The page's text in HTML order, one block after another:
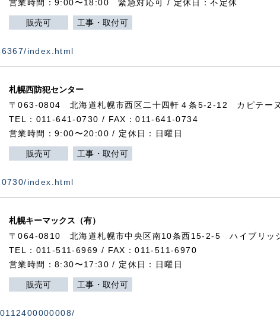
営業時間：9:00〜18:00 緊急対応可 / 定休日：不定休
販売可 工事・取付可
index.html
札幌西防犯センター
〒063-0804 北海道札幌市西区二十四軒４条5-2-12 カピテー
TEL：011-641-0730 / FAX：011-641-0734
営業時間：9:00〜20:00 / 定休日：日曜日
販売可 工事・取付可
index.html
札幌キーマックス（有）
〒064-0810 北海道札幌市中央区南10条西15-2-5 ハイブリッ
TEL：011-511-6969 / FAX：011-511-6970
営業時間：8:30〜17:30 / 定休日：日曜日
販売可 工事・取付可